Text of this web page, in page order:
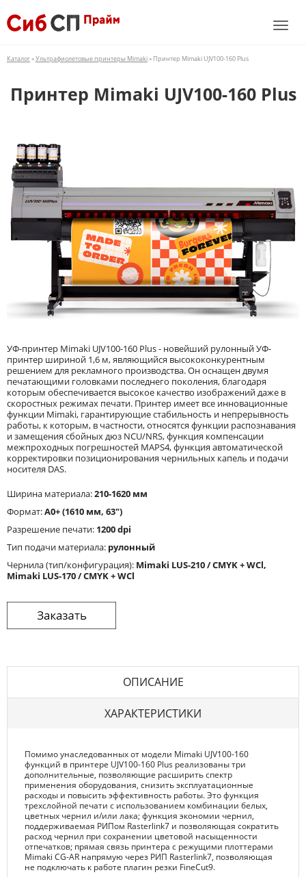
Каталог»Ультрафиолетовые принтеры Mimaki» Принтер Mimaki UJV100-160 Plus
Принтер Mimaki UJV100-160 Plus
УФ-принтер Mimaki UJV100-160 Plus - новейший рулонный УФ-
принтер шириной 1,6 м, являющийся высококонкурентным
решением для рекламного производства. Он оснащен двумя
печатающими головками последнего поколения, благодаря
которым обеспечивается высокое качество изображений даже в
скоростных режимах печати. Принтер имеет все инновационные
функции Mimaki, гарантирующие стабильность и непрерывность
работы, к которым, в частности, относятся функции распознавания
и замещения сбойных дюз NCU/NRS, функция компенсации
межпроходных погрешностей MAPS4, функция автоматической
корректировки позиционирования чернильных капель и подачи
носителя DAS.
Ширина материала:210-1620 мм
Формат:A0+ (1610 мм, 63")
Разрешение печати: 1200 dpi
Тип подачи материала: рулонный
Чернила (тип/конфигурация): Mimaki LUS-210 / CMYK + WCl,
Mimaki LUS-170 / CMYK + WCl
ОПИСАНИЕ
ХАРАКТЕРИСТИКИ
Помимо унаследованных от модели Mimaki UJV100-160
функций в принтере UJV100-160 Plus реализованы три
дополнительные, позволяющие расширить спектр
применения оборудования, снизить эксплуатационные
расходы и повысить эффективность работы. Это функция
трехслойной печати с использованием комбинации белых,
цветных чернил и/или лака; функция экономии чернил,
поддерживаемая РИПом Rasterlink7 и позволяющая сократить
расход чернил при сохранении цветовой насыщенности
отпечатков; прямая связь принтера с режущими плоттерами
Mimaki CG-AR напрямую через РИП Rasterlink7, позволяющая
не подключать к работе плагин резки FineCut9.